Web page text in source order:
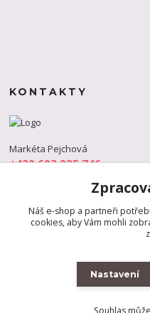
KONTAKTY
Markéta Pejchová
+420 603 925 746
info@s-dance.cz
Náš e-shop a partneři
cookies, aby Vám mohli
Nastavení
Souhlas